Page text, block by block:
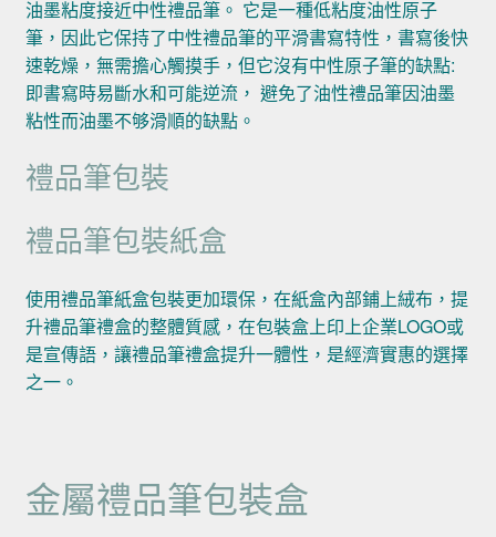
油墨粘度接近中性禮品筆。 它是一種低粘度油性原子
筆，因此它保持了中性禮品筆的平滑書寫特性，書寫後快
速乾燥，無需擔心觸摸手，但它沒有中性原子筆的缺點:
即書寫時易斷水和可能逆流， 避免了油性禮品筆因油墨
粘性而油墨不够滑順的缺點。
禮品筆包裝
禮品筆包裝紙盒
使用禮品筆紙盒包裝更加環保，在紙盒內部鋪上絨布，提
升禮品筆禮盒的整體質感，在包裝盒上印上企業LOGO或
是宣傳語，讓禮品筆禮盒提升一體性，是經濟實惠的選擇
之一。
金屬禮品筆包裝盒